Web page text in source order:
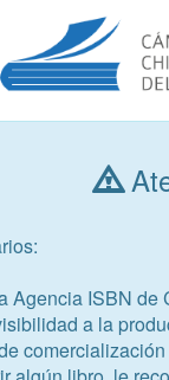
Consultar
Agencia ISBN de
a la